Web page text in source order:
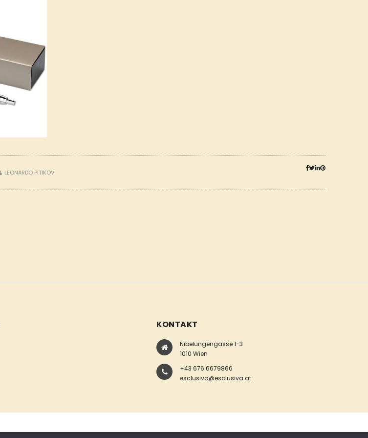
LEONARDO PITIKOV
KONTAKT
Nibelungengasse 1-3
1010 Wien
+43 676 6679866
esclusiva@esclusiva.at